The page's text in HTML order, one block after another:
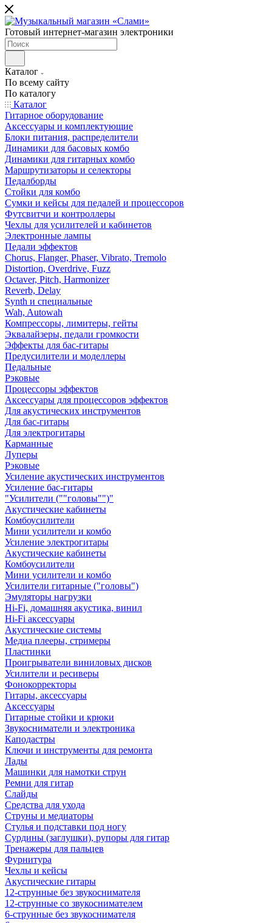
Готовый интернет-магазин электроники
Каталог
По всему сайту
По каталогу
Каталог
Гитарное оборудование
Аксессуары и комплектующие
Блоки питания, распределители
Динамики для басовых комбо
Динамики для гитарных комбо
Маршрутизаторы и селекторы
Педалборды
Стойки для комбо
Сумки и кейсы для педалей и процессоров
Футсвитчи и контроллеры
Чехлы для усилителей и кабинетов
Электронные лампы
Педали эффектов
Chorus, Flanger, Phaser, Vibrato, Tremolo
Distortion, Overdrive, Fuzz
Octaver, Pitch, Harmonizer
Reverb, Delay
Synth и специальные
Wah, Autowah
Компрессоры, лимитеры, гейты
Эквалайзеры, педали громкости
Эффекты для бас-гитары
Предусилители и моделлеры
Педальные
Рэковые
Процессоры эффектов
Аксессуары для процессоров эффектов
Для акустических инструментов
Для бас-гитары
Для электрогитары
Карманные
Луперы
Рэковые
Усиление акустических инструментов
Усиление бас-гитары
"Усилители (""головы"")"
Акустические кабинеты
Комбоусилители
Мини усилители и комбо
Усиление электрогитары
Акустические кабинеты
Комбоусилители
Мини усилители и комбо
Усилители гитарные ("головы")
Эмуляторы нагрузки
Hi-Fi, домашняя акустика, винил
Hi-Fi аксессуары
Акустические системы
Медиа плееры, стримеры
Пластинки
Проигрыватели виниловых дисков
Усилители и ресиверы
Фонокорректоры
Гитары, аксессуары
Аксессуары
Гитарные стойки и крюки
Звукосниматели и электроника
Каподастры
Ключи и инструменты для ремонта
Лады
Машинки для намотки струн
Ремни для гитар
Слайды
Средства для ухода
Струны и медиаторы
Стулья и подставки под ногу
Сурдины (заглушки), рупоры для гитар
Тренажеры для пальцев
Фурнитура
Чехлы и кейсы
Акустические гитары
12-струнные без звукоснимателя
12-струнные со звукоснимателем
6-струнные без звукоснимателя